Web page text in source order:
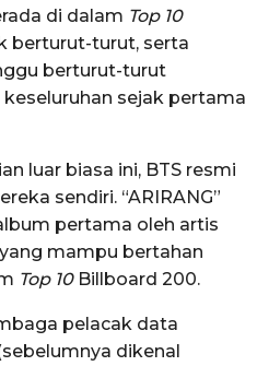
di dalam Top 10
berturut-turut, serta
berturut-turut
sejak pertama
luar biasa ini, BTS resmi
sendiri. “ARIRANG”
pertama oleh artis
mampu bertahan
Top 10Billboard 200.
pelacak data
dikenal